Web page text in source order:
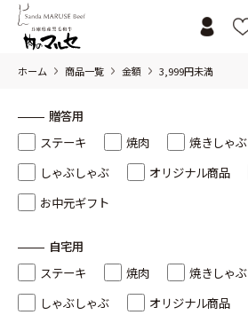
ホーム 商品一覧 金額 3,999円未満
贈答用
ステーキ
焼肉 焼きしゃぶ
しゃぶしゃぶ
オリジナル商品
お中元ギフト
自宅用
ステーキ
焼肉 焼きしゃぶ
しゃぶしゃぶ
オリジナル商品